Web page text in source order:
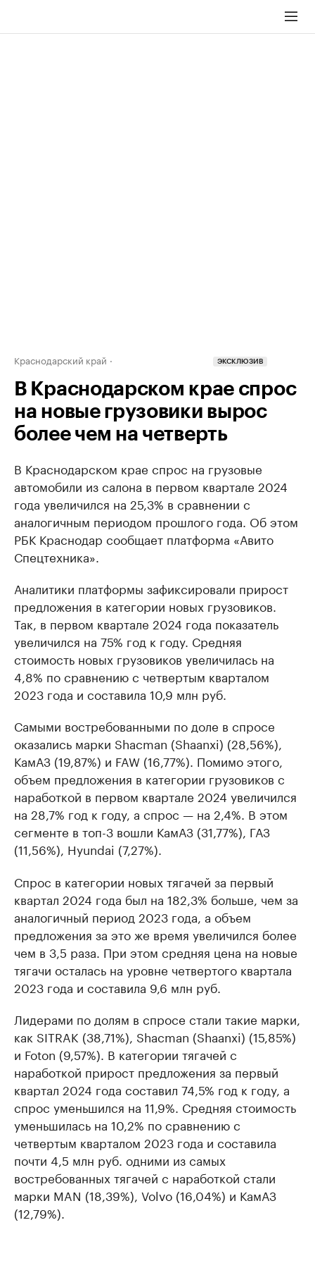
Краснодарский край ЭКСКЛЮЗИВ
В Краснодарском крае спрос
на новые грузовики вырос
более чем на четверть
В Краснодарском крае спрос на грузовые
автомобили из салона в первом квартале 2024
года увеличился на 25,3% в сравнении с
аналогичным периодом прошлого года. Об этом
РБК Краснодар сообщает платформа «Авито
Спецтехника».
Аналитики платформы зафиксировали прирост
предложения в категории новых грузовиков.
Так, в первом квартале 2024 года показатель
увеличился на 75% год к году. Средняя
стоимость новых грузовиков увеличилась на
4,8% по сравнению с четвертым кварталом
2023 года и составила 10,9 млн руб.
Самыми востребованными по доле в спросе
оказались марки Shacman (Shaanxi) (28,56%),
КамАЗ (19,87%) и FAW (16,77%). Помимо этого,
объем предложения в категории грузовиков с
наработкой в первом квартале 2024 увеличился
на 28,7% год к году, а спрос — на 2,4%. В этом
сегменте в топ-3 вошли КамАЗ (31,77%), ГАЗ
(11,56%), Hyundai (7,27%).
Спрос в категории новых тягачей за первый
квартал 2024 года был на 182,3% больше, чем за
аналогичный период 2023 года, а объем
предложения за это же время увеличился более
чем в 3,5 раза. При этом средняя цена на новые
тягачи осталась на уровне четвертого квартала
2023 года и составила 9,6 млн руб.
Лидерами по долям в спросе стали такие марки,
как SITRAK (38,71%), Shacman (Shaanxi) (15,85%)
и Foton (9,57%). В категории тягачей с
наработкой прирост предложения за первый
квартал 2024 года составил 74,5% год к году, а
спрос уменьшился на 11,9%. Средняя стоимость
уменьшилась на 10,2% по сравнению с
четвертым кварталом 2023 года и составила
почти 4,5 млн руб. одними из самых
востребованных тягачей с наработкой стали
марки MAN (18,39%), Volvo (16,04%) и КамАЗ
(12,79%).